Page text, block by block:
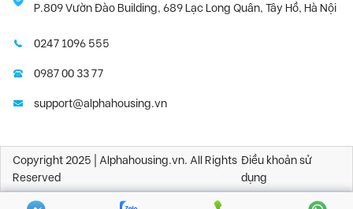
P.809 Vườn Đào Building, 689 Lạc Long Quân, Tây Hồ, Hà Nội
0247 1096 555
0987 00 33 77
support@alphahousing.vn
Copyright 2025 | Alphahousing.vn. All Rights
Reserved
Điều khoản sử
dụng